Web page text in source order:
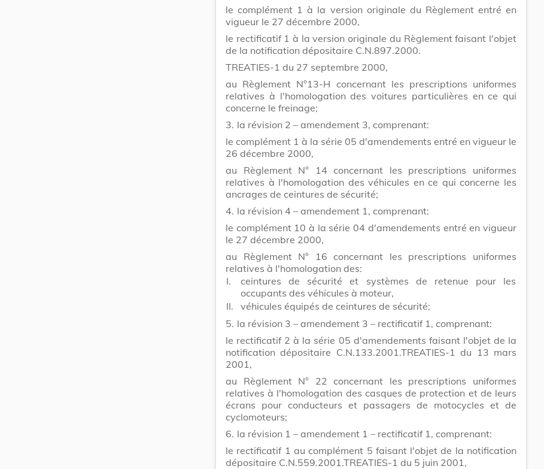
le complément 1 à la version originale du Règlement entré en
vigueur le 27 décembre 2000,
le rectificatif 1 à la version originale du Règlement faisant l'objet
de la notification dépositaire C.N.897.2000.
TREATIES-1 du 27 septembre 2000,
au Règlement N°13-H concernant les prescriptions uniformes
relatives à l'homologation des voitures particulières en ce qui
concerne le freinage;
3. la révision 2 – amendement 3, comprenant:
le complément 1 à la série 05 d'amendements entré en vigueur le
26 décembre 2000,
au Règlement N° 14 concernant les prescriptions uniformes
relatives à l'homologation des véhicules en ce qui concerne les
ancrages de ceintures de sécurité;
4. la révision 4 – amendement 1, comprenant:
le complément 10 à la série 04 d'amendements entré en vigueur
le 27 décembre 2000,
au Règlement N° 16 concernant les prescriptions uniformes
relatives à l'homologation des:
I.
ceintures de sécurité et systèmes de retenue pour les
occupants des véhicules à moteur,
II.
véhicules équipés de ceintures de sécurité;
5. la révision 3 – amendement 3 – rectificatif 1, comprenant:
le rectificatif 2 à la série 05 d'amendements faisant l'objet de la
notification dépositaire C.N.133.2001.TREATIES-1 du 13 mars
2001,
au Règlement N° 22 concernant les prescriptions uniformes
relatives à l'homologation des casques de protection et de leurs
écrans pour conducteurs et passagers de motocycles et de
cyclomoteurs;
6. la révision 1 – amendement 1 – rectificatif 1, comprenant:
le rectificatif 1 au complément 5 faisant l'objet de la notification
dépositaire C.N.559.2001.TREATIES-1 du 5 juin 2001,